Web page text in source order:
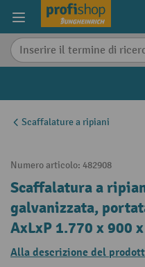
content
Scaffalature a ripiani
Numero articolo: 482908
Scaffalatura a
galvanizzata,
AxLxP 1.770 x 900
Alla descrizione del